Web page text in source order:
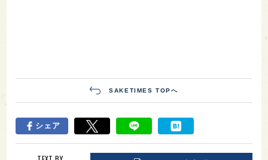
SAKETIMES TOPへ
シェア